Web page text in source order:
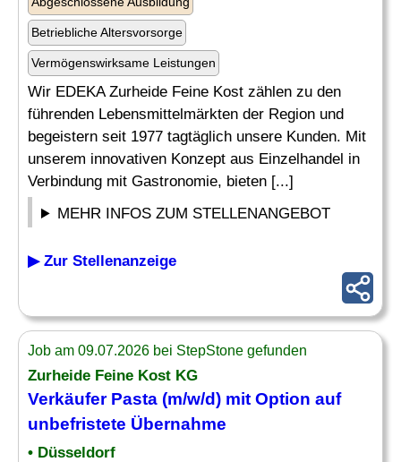
Betriebliche Altersvorsorge
Vermögenswirksame Leistungen
Wir EDEKA Zurheide Feine Kost zählen zu den
führenden Lebensmittelmärkten der Region und
begeistern seit 1977 tagtäglich unsere Kunden. Mit
unserem innovativen Konzept aus Einzelhandel in
Verbindung mit Gastronomie, bieten [...]
MEHR INFOS ZUM STELLENANGEBOT
▶ Zur Stellenanzeige
Job am 09.07.2026 bei StepStone gefunden
Zurheide Feine Kost KG
Verkäufer Pasta (m/w/d) mit Option auf
unbefristete Übernahme
• Düsseldorf